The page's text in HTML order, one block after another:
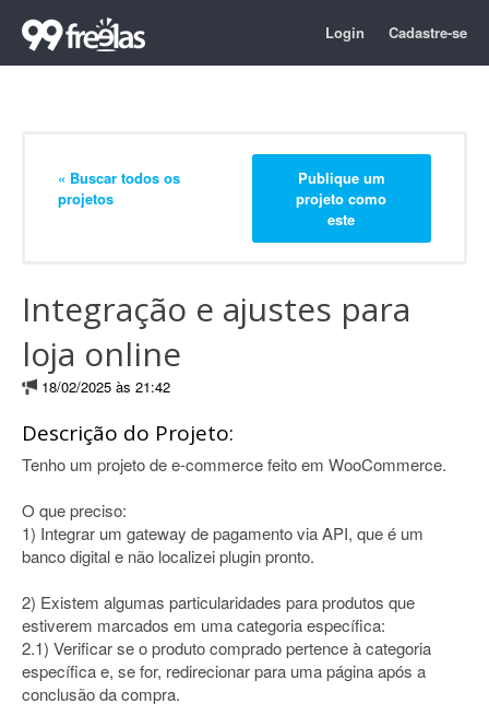
Login Cadastre-se
« Buscar todos os
projetos
Publique um
projeto como
este
Integração e ajustes para
loja online
18/02/2025 às 21:42
Descrição do Projeto:
Tenho um projeto de e-commerce feito em WooCommerce.
O que preciso:
1) Integrar um gateway de pagamento via API, que é um
banco digital e não localizei plugin pronto.
2) Existem algumas particularidades para produtos que
estiverem marcados em uma categoria específica:
2.1) Verificar se o produto comprado pertence à categoria
específica e, se for, redirecionar para uma página após a
conclusão da compra.